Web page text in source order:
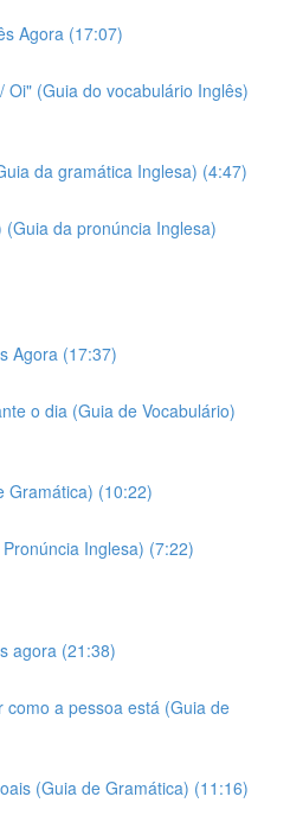
Agora (17:07)
Oi" (Guia do vocabulário Inglês)
da gramática Inglesa) (4:47)
da pronúncia Inglesa)
Agora (17:37)
o dia (Guia de Vocabulário)
Gramática) (10:22)
Inglesa) (7:22)
agora (21:38)
como a pessoa está (Guia de
(Guia de Gramática) (11:16)